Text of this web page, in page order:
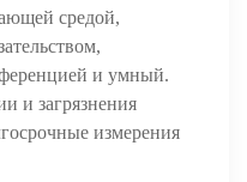
средой,
и умный.
и загрязнения
измерения